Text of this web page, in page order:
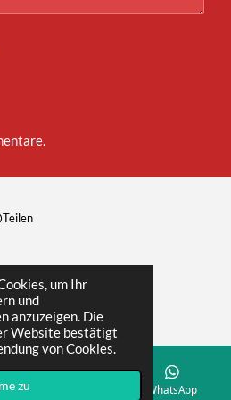
um Ihr
und
anzuzeigen. Die
Website bestätigt
von Cookies.
zu
Teilen
WhatsApp